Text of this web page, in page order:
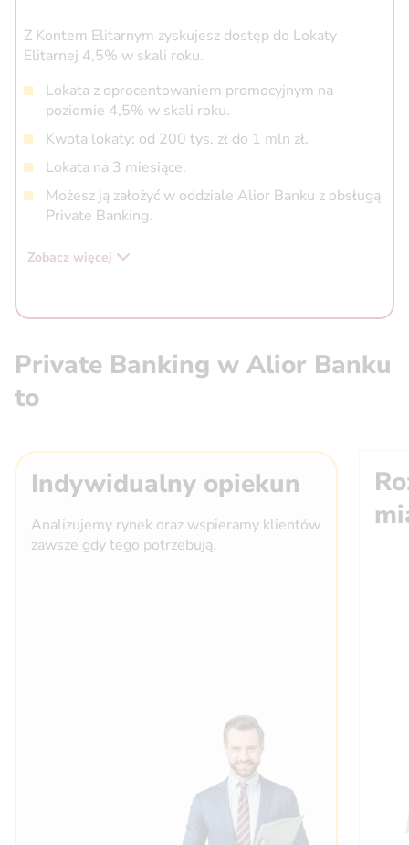
Z Kontem Elitarnym zyskujesz dostęp do Lokaty
Elitarnej 4,5% w skali roku.
Lokata z oprocentowaniem promocyjnym na
poziomie 4,5% w skali roku.
Kwota lokaty: od 200 tys. zł do 1 mln zł.
Lokata na 3 miesiące.
Możesz ją założyć w oddziale Alior Banku z obsługą
Private Banking.
Zobacz więcej
Private Banking w Alior Banku
to
Indywidualny opiekun
Analizujemy rynek oraz wspieramy klientów
zawsze gdy tego potrzebują.